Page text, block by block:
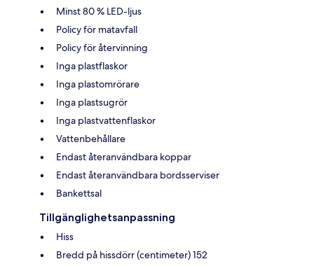
Minst 80 % LED-ljus
Policy för matavfall
Policy för återvinning
Inga plastflaskor
Inga plastomrörare
Inga plastsugrör
Inga plastvattenflaskor
Vattenbehållare
Endast återanvändbara koppar
Endast återanvändbara bordsserviser
Bankettsal
Tillgänglighetsanpassning
Hiss
Bredd på hissdörr (centimeter) 152